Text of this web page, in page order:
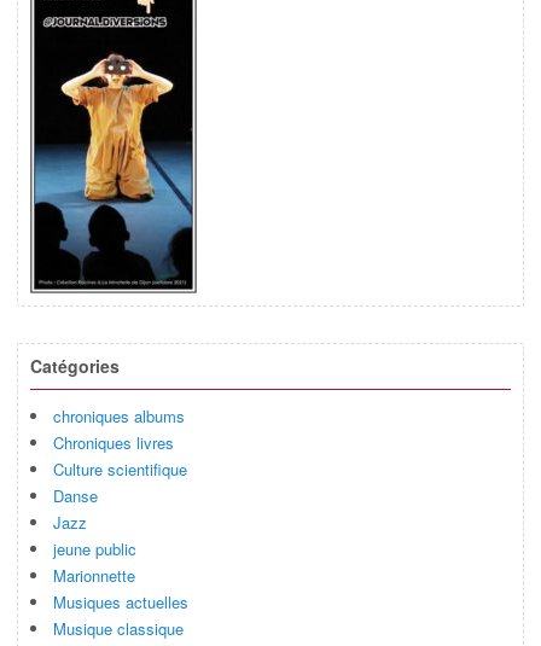
Catégories
chroniques albums
Chroniques livres
Culture scientifique
Danse
Jazz
jeune public
Marionnette
Musiques actuelles
Musique classique